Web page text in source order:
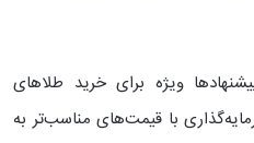
ویژه برای خرید طلاهای
با قیمت‌های مناسب‌تر به